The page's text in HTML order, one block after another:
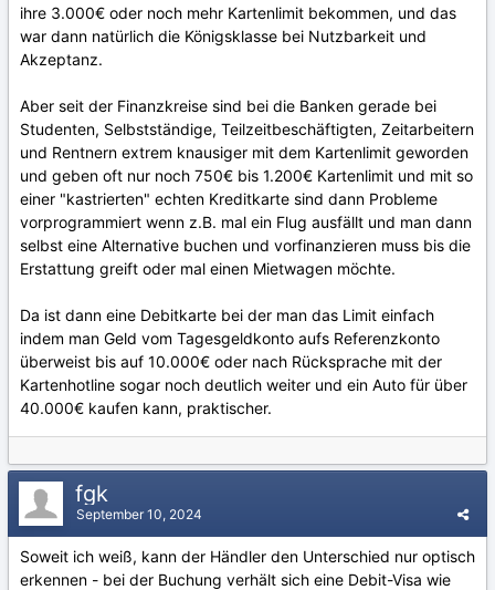
ihre 3.000€ oder noch mehr Kartenlimit bekommen, und das
war dann natürlich die Königsklasse bei Nutzbarkeit und
Akzeptanz.
Aber seit der Finanzkreise sind bei die Banken gerade bei
Studenten, Selbstständige, Teilzeitbeschäftigten, Zeitarbeitern
und Rentnern extrem knausiger mit dem Kartenlimit geworden
und geben oft nur noch 750€ bis 1.200€ Kartenlimit und mit so
einer "kastrierten" echten Kreditkarte sind dann Probleme
vorprogrammiert wenn z.B. mal ein Flug ausfällt und man dann
selbst eine Alternative buchen und vorfinanzieren muss bis die
Erstattung greift oder mal einen Mietwagen möchte.
Da ist dann eine Debitkarte bei der man das Limit einfach
indem man Geld vom Tagesgeldkonto aufs Referenzkonto
überweist bis auf 10.000€ oder nach Rücksprache mit der
Kartenhotline sogar noch deutlich weiter und ein Auto für über
40.000€ kaufen kann, praktischer.
fgk
September 10, 2024
Soweit ich weiß, kann der Händler den Unterschied nur optisch
erkennen - bei der Buchung verhält sich eine Debit-Visa wie